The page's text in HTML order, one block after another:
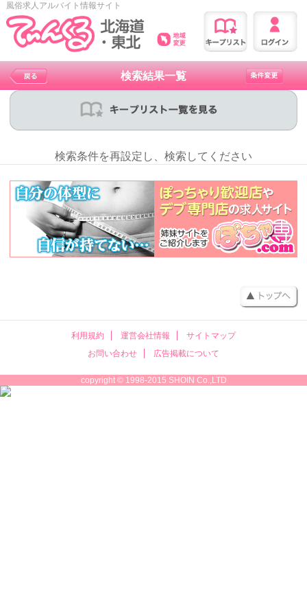
風俗求人アルバイト情報サイト
検索結果一覧
検索条件を再設定し、検索してください
利用規約 運営会社情報
サイトマップ
お問い合わせ
広告掲載について
copyright © 1998-2015 SHOIN Co.,LTD